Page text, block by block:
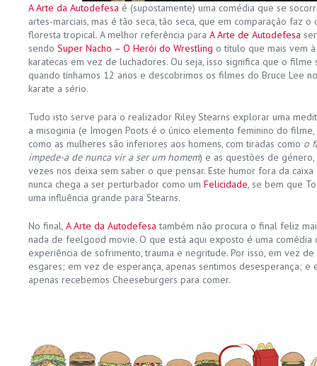
A Arte da Autodefesa é (supostamente) uma comédia que se
artes-marciais, mas é tão seca, tão seca, que em comparação faz
floresta tropical. A melhor referência para A Arte de Autodefesa
sendo Super Nacho – O Herói do Wrestling o título que mais vem
karatecas em vez de luchadores. Ou seja, isso significa que o
quando tínhamos 12 anos e descobrimos os filmes do Bruce Lee
karate a sério.
Tudo isto serve para o realizador Riley Stearns explorar uma
a misoginia (e Imogen Poots é o único elemento feminino do
como as mulheres são inferiores aos homens, com tiradas como o
impede-a de nunca vir a ser um homem) e as questões de
vezes nos deixa sem saber o que pensar. Este humor fora da
nunca chega a ser perturbador como um Felicidade, se bem que
uma influência grande para Stearns.
No final, A Arte da Autodefesa também não procura o final feliz
nada de feelgood movie. O que está aqui exposto é uma comédia
experiência de sofrimento, trauma e negritude. Por isso, em vez
esgares; em vez de esperança, apenas sentimos desesperança; e
apenas recebemos Cheeseburgers para comer.